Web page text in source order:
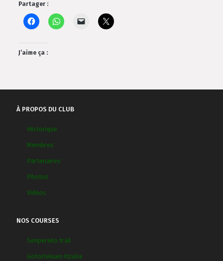
Partager :
J’aime ça :
À PROPOS DU CLUB
Historique
Membres
Partenaires
Photos
Vidéos
NOS COURSES
Senpereko trail
Gotorlekuen itzulia